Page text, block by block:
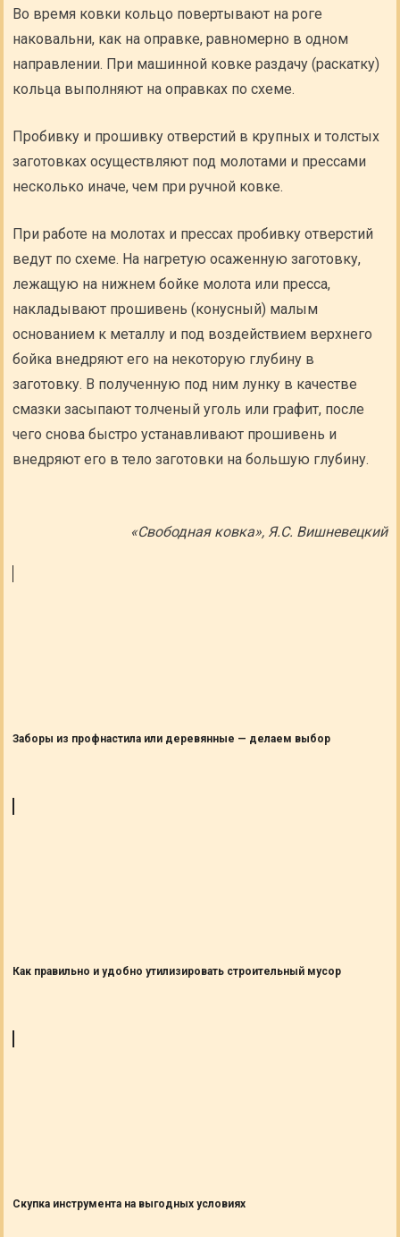
Во время ковки кольцо повертывают на роге
наковальни, как на оправке, равномерно в одном
направлении. При машинной ковке раздачу (раскатку)
кольца выполняют на оправках по схеме.
Пробивку и прошивку отверстий в крупных и толстых
заготовках осуществляют под молотами и прессами
несколько иначе, чем при ручной ковке.
При работе на молотах и прессах пробивку отверстий
ведут по схеме. На нагретую осаженную заготовку,
лежащую на нижнем бойке молота или пресса,
накладывают прошивень (конусный) малым
основанием к металлу и под воздействием верхнего
бойка внедряют его на некоторую глубину в
заготовку. В полученную под ним лунку в качестве
смазки засыпают толченый уголь или графит, после
чего снова быстро устанавливают прошивень и
внедряют его в тело заготовки на большую глубину.
«Свободная ковка», Я.С. Вишневецкий
Заборы из профнастила или деревянные — делаем выбор
Как правильно и удобно утилизировать строительный мусор
Скупка инструмента на выгодных условиях